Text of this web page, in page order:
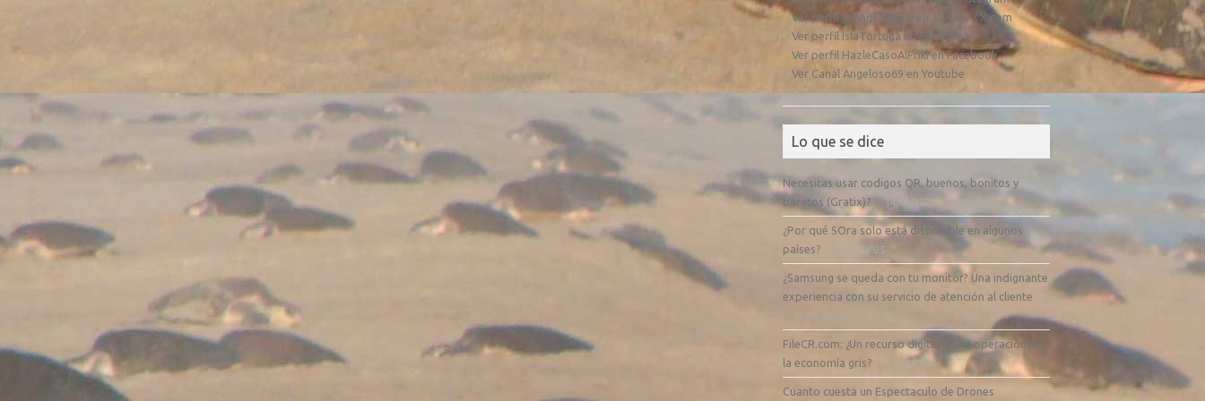
Ver perfil @Angeloso69 en Twitter / X.com
Ver perfil IslaTortuga en Facebook
Ver perfil HazleCasoAlFriki en Facebook
Ver Canal Angeloso69 en Youtube
Lo que se dice
Necesitas usar codigos QR, buenos, bonitos y
baratos (Gratix)?
14/01/2025
¿Por qué SOra solo está disponible en algunos
países?
13/01/2025
¿Samsung se queda con tu monitor? Una indignante
experiencia con su servicio de atención al cliente
12/01/2025
FileCR.com: ¿Un recurso digital o una operación en
la economía gris?
11/01/2025
Cuanto cuesta un Espectaculo de Drones